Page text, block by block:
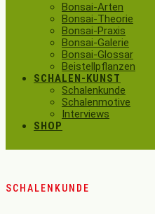
Bonsai-Arten
Bonsai-Theorie
Bonsai-Praxis
Bonsai-Galerie
Bonsai-Glossar
Beistellpflanzen
SCHALEN-KUNST
Schalenkunde
Schalenmotive
Interviews
SHOP
SCHALENKUNDE